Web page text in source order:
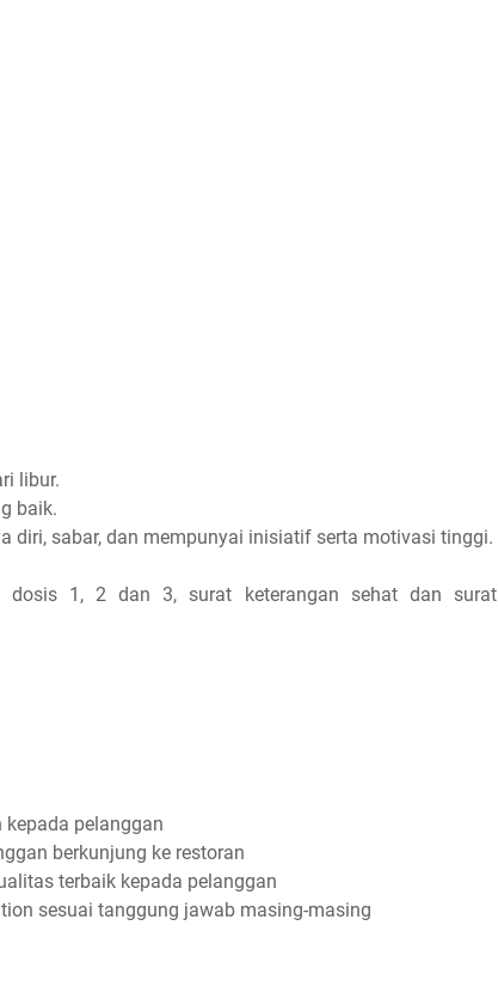
libur.
baik.
diri, sabar, dan mempunyai inisiatif serta motivasi tinggi.
dosis 1, 2 dan 3, surat keterangan sehat dan surat
pelanggan
berkunjung ke restoran
terbaik kepada pelanggan
sesuai tanggung jawab masing-masing